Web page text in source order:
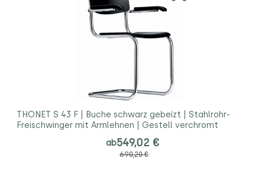
THONET S 43 F | Buche schwarz gebeizt | Stahlrohr-
Freischwinger mit Armlehnen | Gestell verchromt
ab549,02 €
690,20 €